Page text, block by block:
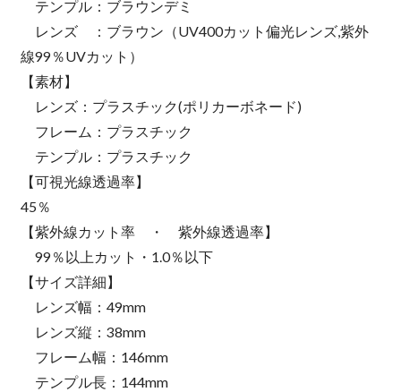
テンプル：ブラウンデミ
レンズ ：ブラウン（UV400カット偏光レンズ,紫外
線99％UVカット）
【素材】
レンズ：プラスチック(ポリカーボネード)
フレーム：プラスチック
テンプル：プラスチック
【可視光線透過率】
45％
【紫外線カット率 ・ 紫外線透過率】
99％以上カット・1.0％以下
【サイズ詳細】
レンズ幅：49mm
レンズ縦：38mm
フレーム幅：146mm
テンプル長：144mm